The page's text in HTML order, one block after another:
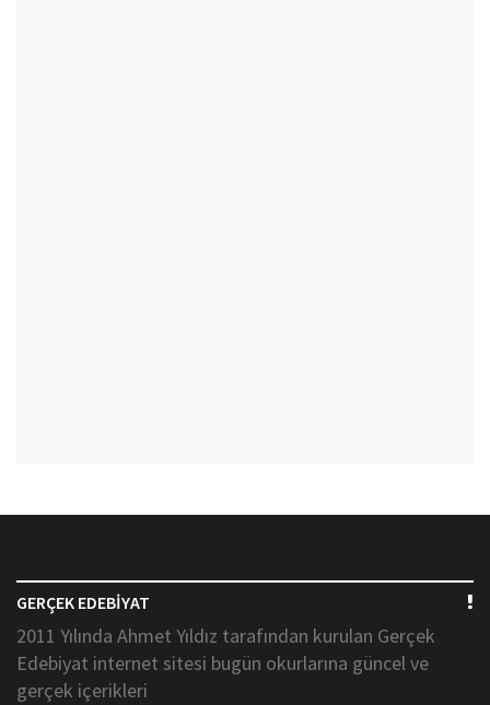
GERÇEK EDEBİYAT
2011 Yılında Ahmet Yıldız tarafından kurulan Gerçek
Edebiyat internet sitesi bugün okurlarına güncel ve
gerçek içerikleri